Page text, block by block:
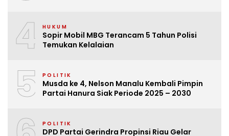
4 HUKUM
Sopir Mobil MBG Terancam 5 Tahun Polisi
Temukan Kelalaian
5 POLITIK
Musda ke 4, Nelson Manalu Kembali Pimpin
Partai Hanura Siak Periode 2025 – 2030
POLITIK
DPD Partai Gerindra Propinsi Riau Gelar